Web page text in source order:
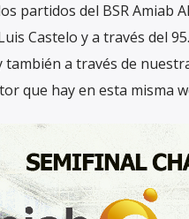
partidos del BSR Amiab
Castelo y a través del
también a través de
que hay en esta misma